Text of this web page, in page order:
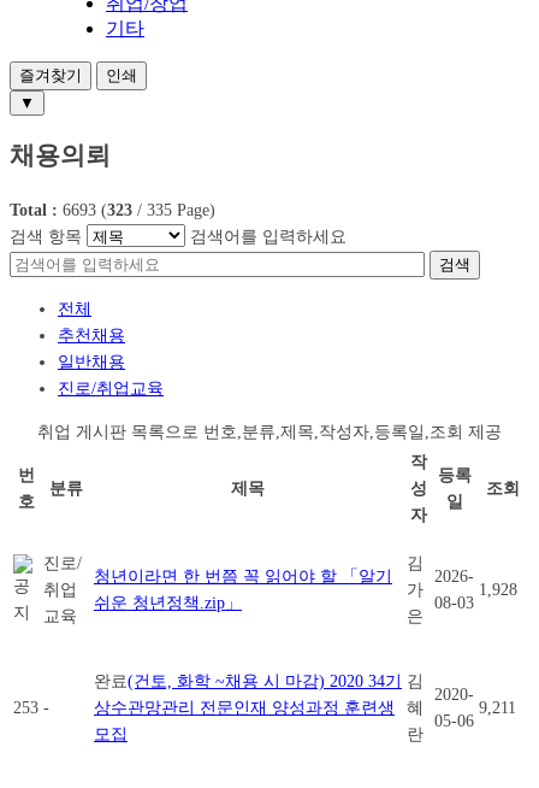
기타
즐겨찾기
인쇄
▼
채용의뢰
Total : 6693 (323 / 335 Page)
검색 항목
검색어를 입력하세요
검색
전체
추천채용
일반채용
진로/취업교육
취업 게시판 목록으로 번호,분류,제목,작성자,등록일,조회 제공
번
호
분류 제목
작
성
자
등록
일
조회
진로/
취업
교육
청년이라면 한 번쯤 꼭 읽어야 할 「알기
쉬운 청년정책.zip」
김
가
은
2026-
08-03
1,928
253 -
완료(건토, 화학 ~채용 시 마감) 2020 34기
상수관망관리 전문인재 양성과정 훈련생
모집
김
혜
란
2020-
05-06
9,211